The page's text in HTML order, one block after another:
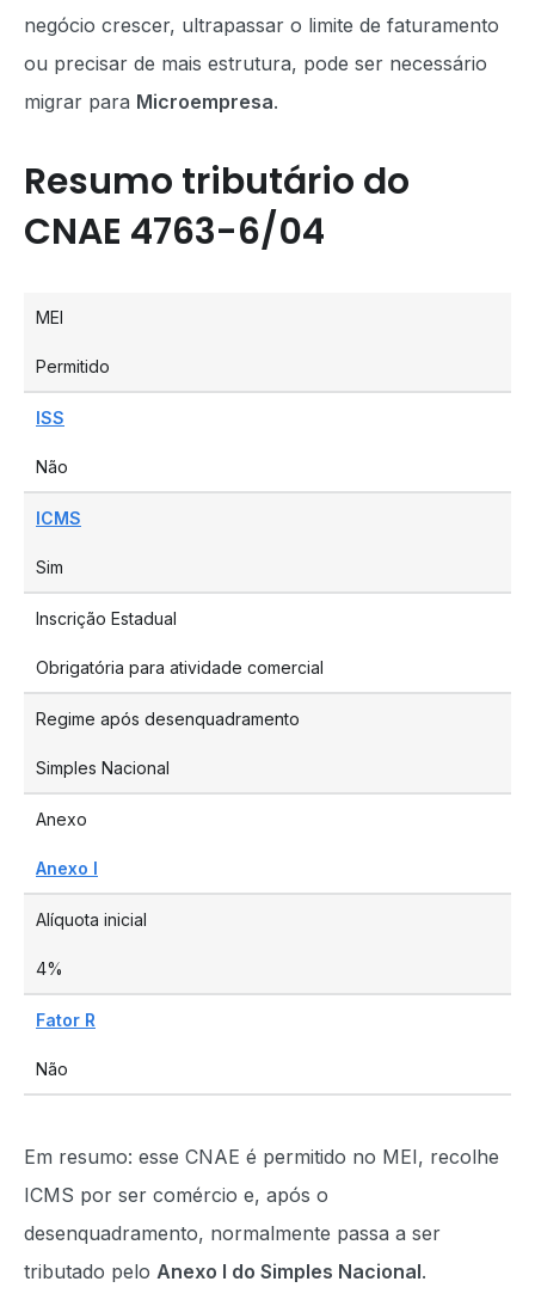
negócio crescer, ultrapassar o limite de faturamento
ou precisar de mais estrutura, pode ser necessário
migrar para Microempresa.
Resumo tributário do
CNAE 4763-6/04
MEI
Permitido
ISS
Não
ICMS
Sim
Inscrição Estadual
Obrigatória para atividade comercial
Regime após desenquadramento
Simples Nacional
Anexo
Anexo I
Alíquota inicial
4%
Fator R
Não
Em resumo: esse CNAE é permitido no MEI, recolhe
ICMS por ser comércio e, após o
desenquadramento, normalmente passa a ser
tributado pelo Anexo I do Simples Nacional.